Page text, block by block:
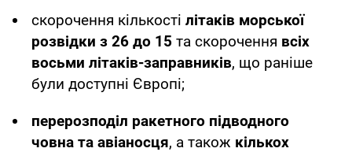
скорочення кількості літаків морської
розвідки з 26 до 15 та скорочення всіх
восьми літаків-заправників, що раніше
були доступні Європі;
перерозподіл ракетного підводного
човна та авіаносця, а також кількох